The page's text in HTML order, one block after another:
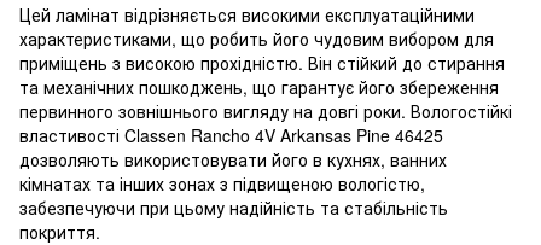
Цей ламінат відрізняється високими експлуатаційними
характеристиками, що робить його чудовим вибором для
приміщень з високою прохідністю. Він стійкий до стирання
та механічних пошкоджень, що гарантує його збереження
первинного зовнішнього вигляду на довгі роки. Вологостійкі
властивості Classen Rancho 4V Arkansas Pine 46425
дозволяють використовувати його в кухнях, ванних
кімнатах та інших зонах з підвищеною вологістю,
забезпечуючи при цьому надійність та стабільність
покриття.